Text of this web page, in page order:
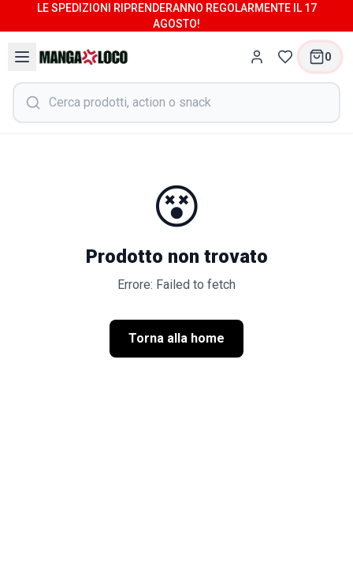
LE SPEDIZIONI RIPRENDERANNO REGOLARMENTE IL 17
AGOSTO!
0
😵
Prodotto non trovato
Errore: Failed to fetch
Torna alla home